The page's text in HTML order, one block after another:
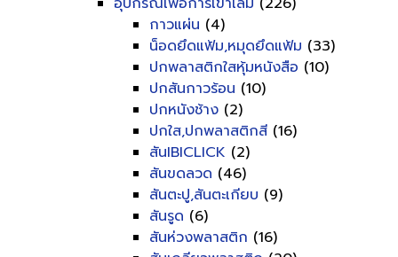
กาวแผ่น (4)
น็อดยึดแฟ้ม,หมุดยึดแฟ้ม (33)
ปกพลาสติกใสหุ้มหนังสือ (10)
ปกสันกาวร้อน (10)
ปกหนังช้าง (2)
ปกใส,ปกพลาสติกสี (16)
สันIBICLICK (2)
สันขดลวด (46)
สันตะปู,สันตะเกียบ (9)
สันรูด (6)
สันห่วงพลาสติก (16)